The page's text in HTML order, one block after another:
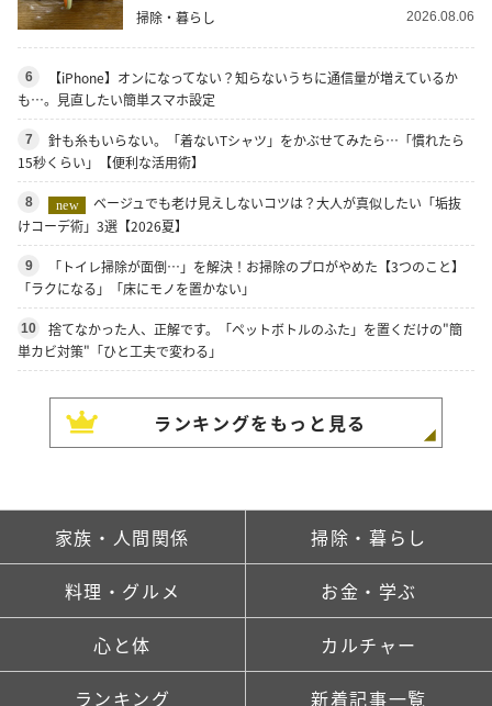
掃除・暮らし 2026.08.06
6
【iPhone】オンになってない？知らないうちに通信量が増えているか
も…。見直したい簡単スマホ設定
7
針も糸もいらない。「着ないTシャツ」をかぶせてみたら…「慣れたら
15秒くらい」【便利な活用術】
8 new
ベージュでも老け見えしないコツは？大人が真似したい「垢抜
けコーデ術」3選【2026夏】
9
「トイレ掃除が面倒…」を解決！お掃除のプロがやめた【3つのこと】
「ラクになる」「床にモノを置かない」
10
捨てなかった人、正解です。「ペットボトルのふた」を置くだけの"簡
単カビ対策"「ひと工夫で変わる」
ランキングをもっと見る
家族・人間関係 掃除・暮らし
料理・グルメ お金・学ぶ
心と体 カルチャー
ランキング 新着記事一覧